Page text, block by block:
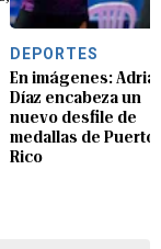
DEPORTES
En imágenes:
Díaz encabeza un
nuevo desfile de
medallas de Puerto
Rico